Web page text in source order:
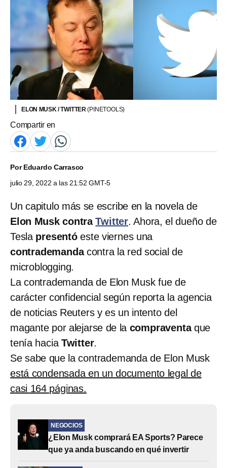
ELON MUSK / TWITTER(PINETOOLS)
Compartir en
PorEduardo Carrasco
julio 29, 2022 a las 21:52 GMT-5
Un capitulo más se escribe en la novela de
Elon Musk contraTwitter. Ahora, el dueño de
Tesla presentóeste viernes una
contrademandacontra la red social de
microblogging.
La contrademanda de Elon Musk fue de
carácter confidencial según reporta la agencia
de noticias Reuters y es un intento del
magante por alejarse de la compraventaque
tenía hacia Twitter.
Se sabe que la contrademanda de Elon Musk
está condensada en un documento legal de
casi 164 páginas.
NEGOCIOS
¿Elon Musk comprará EA Sports? Parece
que ya anda buscando en qué invertir